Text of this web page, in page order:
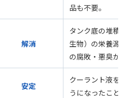
品も不要。
解消
タンク底の堆
生物）の栄養
の腐敗・悪臭が
安定
クーラント液
うになったこ